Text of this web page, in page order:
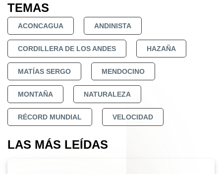
TEMAS
ACONCAGUA ANDINISTA
CORDILLERA DE LOS ANDES HAZAÑA
MATÍAS SERGO MENDOCINO
MONTAÑA NATURALEZA
RÉCORD MUNDIAL VELOCIDAD
LAS MÁS LEÍDAS